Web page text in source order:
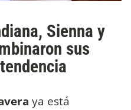
Sienna y
sus
ya está